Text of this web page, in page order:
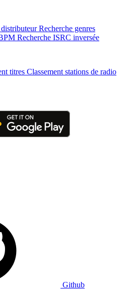
Recherche genres
Recherche ISRC inversée
titres Classement stations de radio
Github